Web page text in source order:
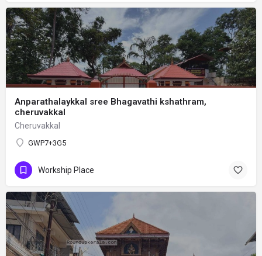
Anparathalaykkal sree Bhagavathi kshathram,
cheruvakkal
Cheruvakkal
GWP7+3G5
Workship Place